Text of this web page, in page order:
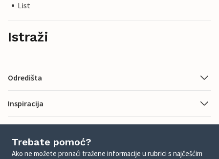
List
Istraži
Odredišta
Inspiracija
Trebate pomoć?
Ako ne možete pronaći tražene informacije u rubrici s najčešćim